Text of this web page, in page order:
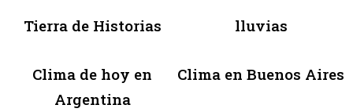
Tierra de Historias lluvias
Clima de hoy en
Argentina
Clima en Buenos Aires